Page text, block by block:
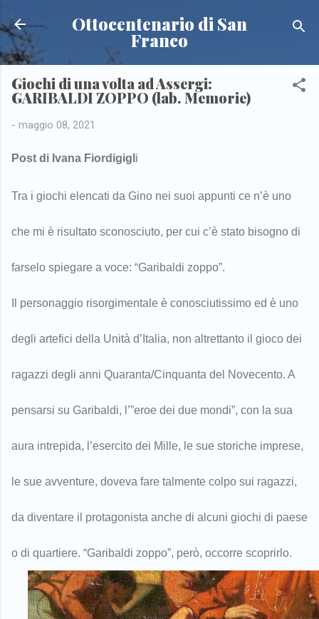
Passa ai contenuti principali
Ottocentenario di San
Franco
Giochi di una volta ad Assergi:
GARIBALDI ZOPPO (lab. Memorie)
- maggio 08, 2021
Post di Ivana Fiordigigl i
Tra i giochi elencati da Gino nei suoi appunti ce n’è uno
che mi è risultato sconosciuto, per cui c’è stato bisogno di
farselo spiegare a voce: “Garibaldi zoppo”.
Il personaggio risorgimentale è conosciutissimo ed è uno
degli artefici della Unità d’Italia, non altrettanto il gioco dei
ragazzi degli anni Quaranta/Cinquanta del Novecento. A
pensarsi su Garibaldi, l’”eroe dei due mondi”, con la sua
aura intrepida, l’esercito dei Mille, le sue storiche imprese,
le sue avventure, doveva fare talmente colpo sui ragazzi,
da diventare il protagonista anche di alcuni giochi di paese
o di quartiere. “Garibaldi zoppo”, però, occorre scoprirlo.